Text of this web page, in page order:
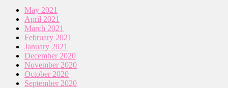
May 2021
April 2021
March 2021
February 2021
January 2021
December 2020
November 2020
October 2020
September 2020